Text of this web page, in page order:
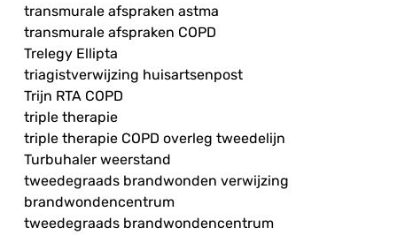
transmurale afspraken astma
transmurale afspraken COPD
Trelegy Ellipta
triagistverwijzing huisartsenpost
Trijn RTA COPD
triple therapie
triple therapie COPD overleg tweedelijn
Turbuhaler weerstand
tweedegraads brandwonden verwijzing
brandwondencentrum
tweedegraads brandwondencentrum